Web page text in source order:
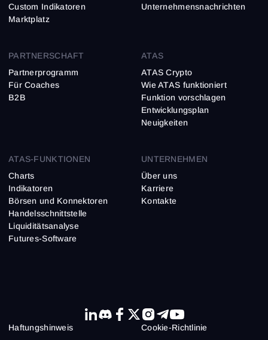
ATAS-FUNKTIONEN
Charts
Indikatoren
Börsen und Konnektoren
Handelsschnittstelle
Liquiditätsanalyse
Futures-Software
Custom Indikatoren
Marktplatz
Unternehmensnachrichten
PARTNERSCHAFT
Partnerprogramm
Für Coaches
B2B
ATAS
ATAS Crypto
Wie ATAS funktioniert
Funktion vorschlagen
Entwicklungsplan
Neuigkeiten
UNTERNEHMEN
Über uns
Karriere
Kontakte
Haftungs­hinweis Cookie-Richtlinie